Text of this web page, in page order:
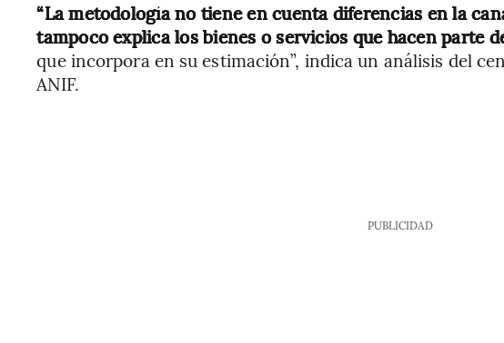
“La metodología no tiene en cuenta diferencias en la
tampoco explica los bienes o servicios que hacen parte
que incorpora en su estimación”, indica un análisis del
ANIF.
PUBLICIDAD